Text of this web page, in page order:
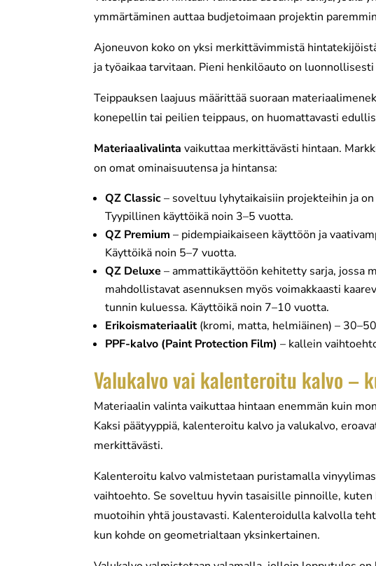
ymmärtäminen auttaa budjetoimaan projektin
Ajoneuvon koko on yksi merkittävimmistä
ja työaikaa tarvitaan. Pieni henkilöauto on
Teippauksen laajuus määrittää suoraan
konepellin tai peilien teippaus, on huomattavasti
Materiaalivalinta vaikuttaa merkittävästi hintaan.
on omat ominaisuutensa ja hintansa:
QZ Classic– soveltuu lyhytaikaisiin projekteihin ja
Tyypillinen käyttöikä noin 3–5 vuotta.
QZ Premium – pidempiaikaiseen käyttöön ja
Käyttöikä noin 5–7 vuotta.
QZ Deluxe – ammattikäyttöön kehitetty sarja, jossa
mahdollistavat asennuksen myös voimakkaasti
tunnin kuluessa. Käyttöikä noin 7–10 vuotta.
Erikoismateriaalit(kromi, matta, helmiäinen) –
PPF-kalvo (Paint Protection Film) – kallein
Valukalvo vai kalenteroitu kalvo –
Materiaalin valinta vaikuttaa hintaan enemmän kuin
Kaksi päätyyppiä, kalenteroitu kalvo ja valukalvo,
merkittävästi.
Kalenteroitu kalvo valmistetaan puristamalla
vaihtoehto. Se soveltuu hyvin tasaisille pinnoille,
muotoihin yhtä joustavasti. Kalenteroidulla kalvolla
kun kohde on geometrialtaan yksinkertainen.